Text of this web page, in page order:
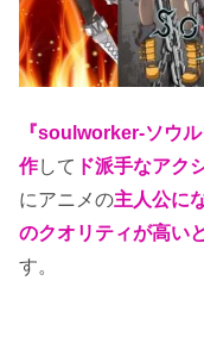
『soulworker-ソウル
作して ド派手なアク
にアニメの主人公に
のクオリティが高い
す。